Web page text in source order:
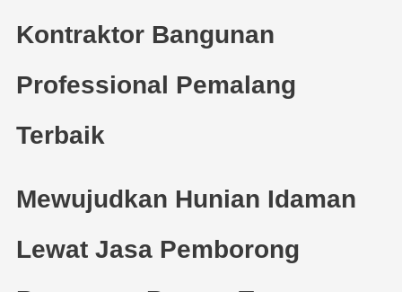
Kontraktor Bangunan
Professional Pemalang
Terbaik
Mewujudkan Hunian Idaman
Lewat Jasa Pemborong